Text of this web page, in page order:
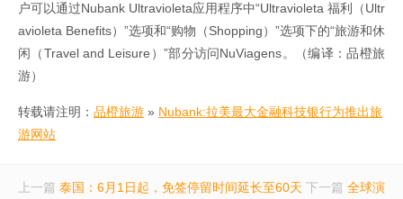
户可以通过Nubank Ultravioleta应用程序中“Ultravioleta 福利（Ultr
avioleta Benefits）”选项和“购物（Shopping）”选项下的“旅游和休
闲（Travel and Leisure）”部分访问NuViagens。（编译：品橙旅
游）
转载请注明： 品橙旅游 » Nubank:拉美最大金融科技银行为推出旅
游网站
上一篇 泰国：6月1日起，免签停留时间延长至60天 下一篇 全球演